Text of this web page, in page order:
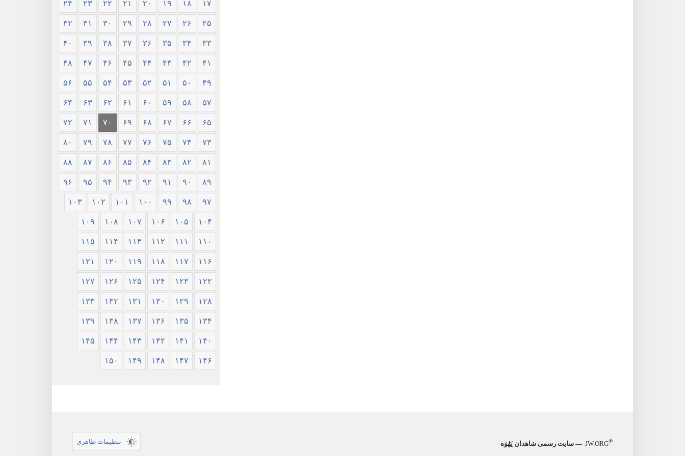
۱۷ ۱۸ ۱۹ ۲۰ ۲۱ ۲۲ ۲۳ ۲۴
۲۵ ۲۶ ۲۷ ۲۸ ۲۹ ۳۰ ۳۱ ۳۲
۳۳ ۳۴ ۳۵ ۳۶ ۳۷ ۳۸ ۳۹ ۴۰
۴۱ ۴۲ ۴۳ ۴۴ ۴۵ ۴۶ ۴۷ ۴۸
۴۹ ۵۰ ۵۱ ۵۲ ۵۳ ۵۴ ۵۵ ۵۶
۵۷ ۵۸ ۵۹ ۶۰ ۶۱ ۶۲ ۶۳ ۶۴
۶۵ ۶۶ ۶۷ ۶۸ ۶۹ ۷۰ ۷۱ ۷۲
۷۳ ۷۴ ۷۵ ۷۶ ۷۷ ۷۸ ۷۹ ۸۰
۸۱ ۸۲ ۸۳ ۸۴ ۸۵ ۸۶ ۸۷ ۸۸
۸۹ ۹۰ ۹۱ ۹۲ ۹۳ ۹۴ ۹۵ ۹۶
۹۷ ۹۸ ۹۹ ۱۰۰ ۱۰۱ ۱۰۲ ۱۰۳
۱۰۴ ۱۰۵ ۱۰۶ ۱۰۷ ۱۰۸ ۱۰۹
۱۱۰ ۱۱۱ ۱۱۲ ۱۱۳ ۱۱۴ ۱۱۵
۱۱۶ ۱۱۷ ۱۱۸ ۱۱۹ ۱۲۰ ۱۲۱
۱۲۲ ۱۲۳ ۱۲۴ ۱۲۵ ۱۲۶ ۱۲۷
۱۲۸ ۱۲۹ ۱۳۰ ۱۳۱ ۱۳۲ ۱۳۳
۱۳۴ ۱۳۵ ۱۳۶ ۱۳۷ ۱۳۸ ۱۳۹
۱۴۰ ۱۴۱ ۱۴۲ ۱۴۳ ۱۴۴ ۱۴۵
۱۴۶ ۱۴۷ ۱۴۸ ۱۴۹ ۱۵۰
JW.ORG® — سایت رسمی شاهدان یَهُوَه تنظیمات ظاهری